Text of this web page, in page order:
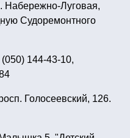
Набережно-Луговая,
Судоремонтного
144-43-10,
Голосеевский, 126.